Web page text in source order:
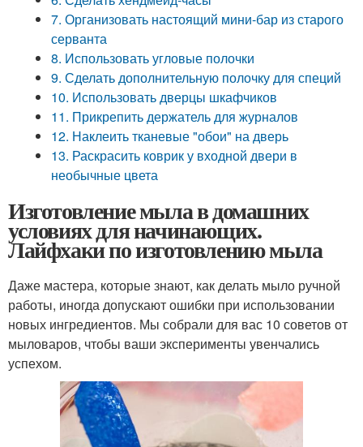
7. Организовать настоящий мини-бар из старого
серванта
8. Использовать угловые полочки
9. Сделать дополнительную полочку для специй
10. Использовать дверцы шкафчиков
11. Прикрепить держатель для журналов
12. Наклеить тканевые "обои" на дверь
13. Раскрасить коврик у входной двери в
необычные цвета
Изготовление мыла в домашних
условиях для начинающих.
Лайфхаки по изготовлению мыла
Даже мастера, которые знают, как делать мыло ручной
работы, иногда допускают ошибки при использовании
новых ингредиентов. Мы собрали для вас 10 советов от
мыловаров, чтобы ваши эксперименты увенчались
успехом.